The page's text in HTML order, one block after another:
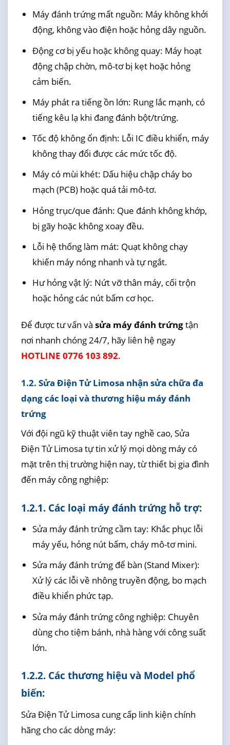
Máy đánh trứng mất nguồn: Máy không khởi
động, không vào điện hoặc hỏng dây nguồn.
Động cơ bị yếu hoặc không quay: Máy hoạt
động chập chờn, mô-tơ bị kẹt hoặc hỏng
cảm biến.
Máy phát ra tiếng ồn lớn: Rung lắc mạnh, có
tiếng kêu lạ khi đang đánh bột/trứng.
Tốc độ không ổn định: Lỗi IC điều khiển, máy
không thay đổi được các mức tốc độ.
Máy có mùi khét: Dấu hiệu chập cháy bo
mạch (PCB) hoặc quá tải mô-tơ.
Hỏng trục/que đánh: Que đánh không khớp,
bị gãy hoặc không xoay đều.
Lỗi hệ thống làm mát: Quạt không chạy
khiến máy nóng nhanh và tự ngắt.
Hư hỏng vật lý: Nứt vỡ thân máy, cối trộn
hoặc hỏng các nút bấm cơ học.
Để được tư vấn và sửa máy đánh trứngtận
nơi nhanh chóng 24/7, hãy liên hệ ngay
HOTLINE 0776 103 892.
1.2. Sửa Điện Tử Limosa nhận sửa chữa đa
dạng các loại và thương hiệu máy đánh
trứng
Với đội ngũ kỹ thuật viên tay nghề cao, Sửa
Điện Tử Limosa tự tin xử lý mọi dòng máy có
mặt trên thị trường hiện nay, từ thiết bị gia đình
đến máy công nghiệp:
1.2.1. Các loại máy đánh trứng hỗ trợ:
Sửa máy đánh trứng cầm tay: Khắc phục lỗi
máy yếu, hỏng nút bấm, cháy mô-tơ mini.
Sửa máy đánh trứng để bàn (Stand Mixer):
Xử lý các lỗi về nhông truyền động, bo mạch
điều khiển phức tạp.
Sửa máy đánh trứng công nghiệp: Chuyên
dùng cho tiệm bánh, nhà hàng với công suất
lớn.
1.2.2. Các thương hiệu và Model phổ
biến:
Sửa Điện Tử Limosa cung cấp linh kiện chính
hãng cho các dòng máy: